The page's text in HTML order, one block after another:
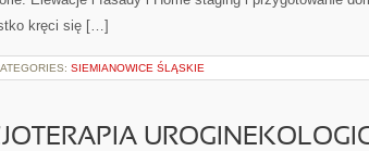
kręci się […]
SIEMIANOWICE ŚLĄSKIE